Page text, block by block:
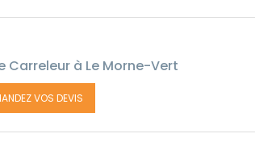
à Le Morne-Vert
VOS DEVIS